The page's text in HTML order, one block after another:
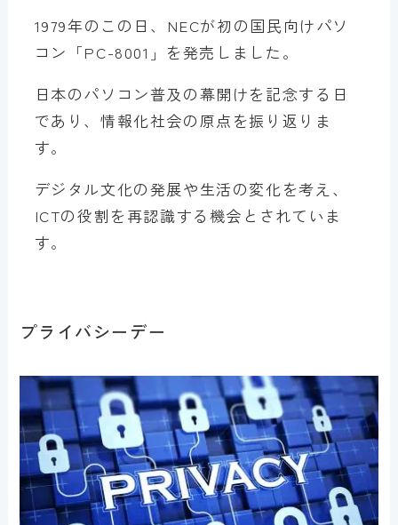
1979年のこの日、NECが初の国民向けパソ
コン「PC-8001」を発売しました。
日本のパソコン普及の幕開けを記念する日
であり、情報化社会の原点を振り返りま
す。
デジタル文化の発展や生活の変化を考え、
ICTの役割を再認識する機会とされていま
す。
プライバシーデー